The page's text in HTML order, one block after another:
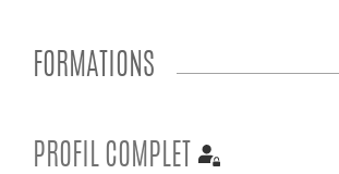
FORMATIONS
PROFIL COMPLET